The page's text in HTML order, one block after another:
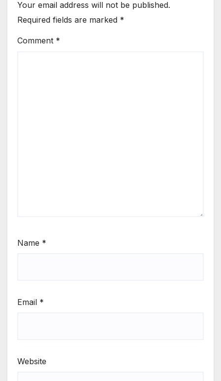
Your email address will not be published.
Required fields are marked *
Comment *
Name *
Email *
Website